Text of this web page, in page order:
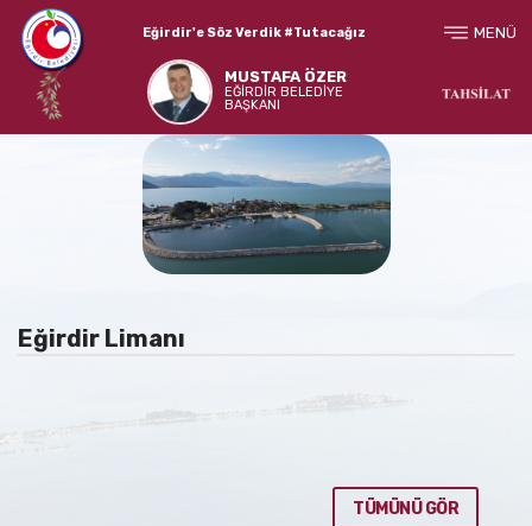
Eğirdir'e Söz Verdik #Tutacağız
MUSTAFA ÖZER
EĞİRDİR BELEDİYE
BAŞKANI
MENÜ
Eğirdir Limanı
TÜMÜNÜ GÖR